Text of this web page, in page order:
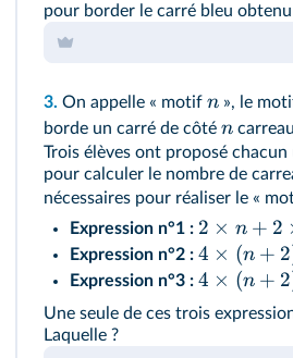
pour border le carré bleu obtenu
3. On appelle « motif n », le
borde un carré de côté n
Trois élèves ont proposé chacun
pour calculer le nombre de
nécessaires pour réaliser le «
Expression n°1 : 2 × n + 2
Expression n°2 : 4 × (n + 2
Expression n°3 : 4 × (n + 2
Une seule de ces trois
Laquelle ?